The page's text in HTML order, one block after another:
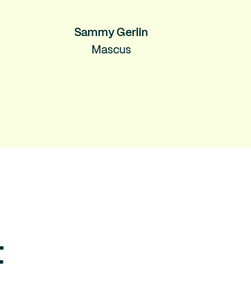
Sammy Gerlin
Mascus